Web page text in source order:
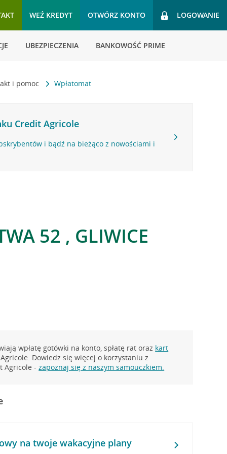
WEŹ KREDYT OTWÓRZ KONTO LOGOWANIE
UBEZPIECZENIA BANKOWOŚĆ PRIME
i pomoc Wpłatomat
Credit Agricole
i bądź na bieżąco z nowościami i
52 , GLIWICE
wpłatę gotówki na konto, spłatę rat oraz kart
Dowiedz się więcej o korzystaniu z
Agricole -zapoznaj się z naszym samouczkiem.
na twoje wakacyjne plany